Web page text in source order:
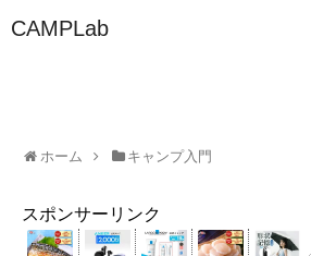
CAMPLab
ホーム キャンプ入門
スポンサーリンク